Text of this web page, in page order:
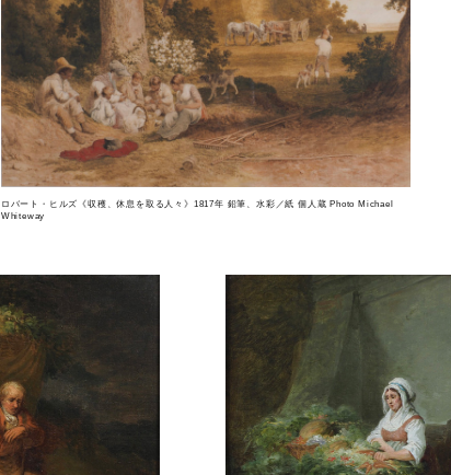
ロバート・ヒルズ《収穫、休息を取る人々》1817年 鉛筆、水彩／紙 個人蔵 Photo Michael
Whiteway